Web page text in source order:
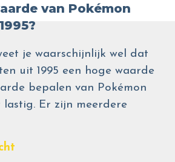
van Pokémon
je waarschijnlijk wel dat
uit 1995 een hoge waarde
bepalen van Pokémon
lastig. Er zijn meerdere